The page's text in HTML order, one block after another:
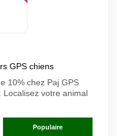
GPS chiens
10% chez Paj GPS
Localisez votre animal
Populaire